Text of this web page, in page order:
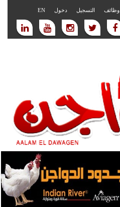
وظائف التسجيل دخول EN